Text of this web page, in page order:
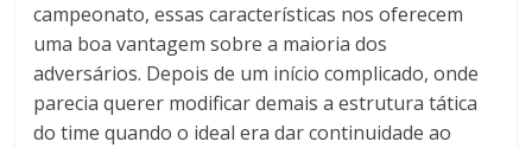
campeonato, essas características nos oferecem
uma boa vantagem sobre a maioria dos
adversários. Depois de um início complicado, onde
parecia querer modificar demais a estrutura tática
do time quando o ideal era dar continuidade ao